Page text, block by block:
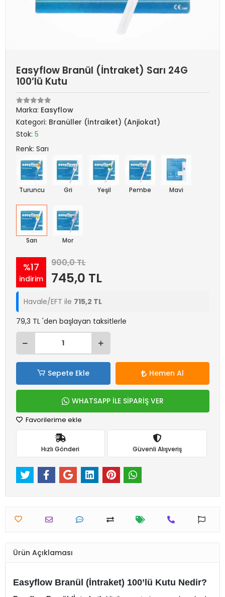
Easyflow Branül (İntraket) Sarı 24G
100’lü Kutu
Marka: Easyflow
Kategori: Branüller (İntraiket) (Anjiokat)
Stok: 5
Renk: Sarı
Turuncu Gri Yeşil Pembe Mavi
Sarı Mor
%17
indirim
900,0 TL
745,0 TL
Havale/EFT ile 715,2 TL
79,3 TL 'den başlayan taksitlerle
Sepete Ekle Hemen Al
WHATSAPP İLE SİPARİŞ VER
Favorilerime ekle
Hızlı Gönderi Güvenli Alışveriş
Ürün Açıklaması
Easyflow Branül (İntraket) 100’lü Kutu Nedir?